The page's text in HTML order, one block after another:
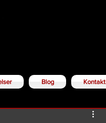
Blog Kontakt